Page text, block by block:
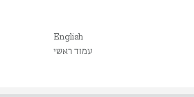
English
עמוד ראשי